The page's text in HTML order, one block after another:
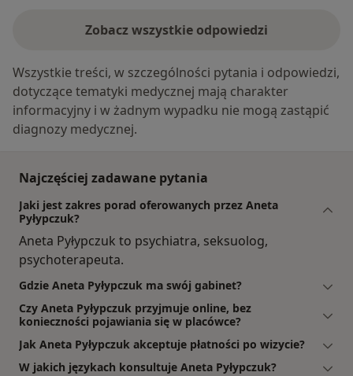
Zobacz wszystkie odpowiedzi
Wszystkie treści, w szczególności pytania i odpowiedzi,
dotyczące tematyki medycznej mają charakter
informacyjny i w żadnym wypadku nie mogą zastąpić
diagnozy medycznej.
Najczęściej zadawane pytania
Jaki jest zakres porad oferowanych przez Aneta
Pyłypczuk?
Aneta Pyłypczuk to psychiatra, seksuolog,
psychoterapeuta.
Gdzie Aneta Pyłypczuk ma swój gabinet?
Czy Aneta Pyłypczuk przyjmuje online, bez
konieczności pojawiania się w placówce?
Jak Aneta Pyłypczuk akceptuje płatności po wizycie?
W jakich językach konsultuje Aneta Pyłypczuk?